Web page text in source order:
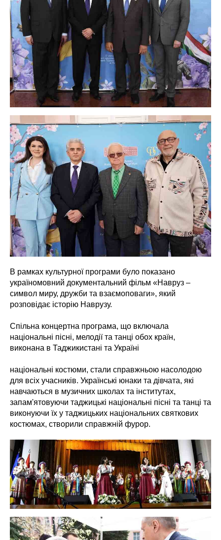
В рамках культурної програми було показано
україномовний документальний фільм «Навруз –
символ миру, дружби та взаємоповаги», який
розповідає історію Наврузу.
Спільна концертна програма, що включала
національні пісні, мелодії та танці обох країн,
виконана в Таджикистані та Україні
національні костюми, стали справжньою насолодою
для всіх учасників. Українські юнаки та дівчата, які
навчаються в музичних школах та інститутах,
запам'ятовуючи таджицькі національні пісні та танці та
виконуючи їх у таджицьких національних святкових
костюмах, створили справжній фурор.